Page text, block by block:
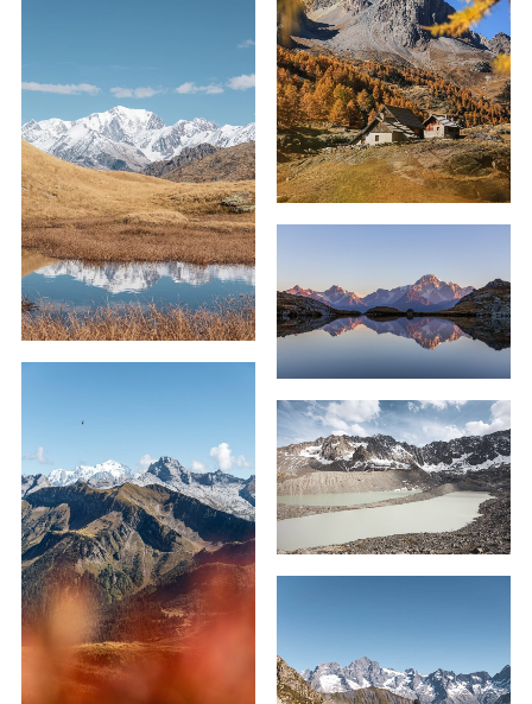
59,00€–239,00€
59,00€–239,00€
69,00€–179,00€
59,00€–339,00€
59,00€–239,00€